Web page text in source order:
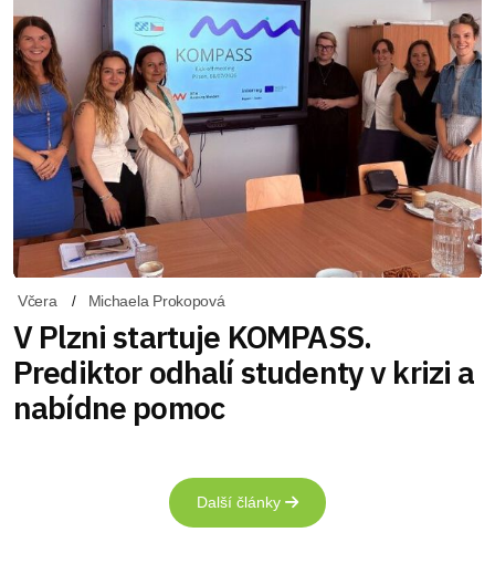
Včera Michaela Prokopová
V Plzni startuje KOMPASS.
Prediktor odhalí studenty v krizi a
nabídne pomoc
Další články